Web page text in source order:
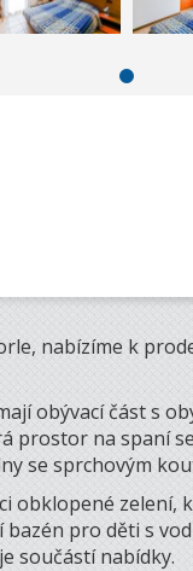
nabízíme k
obývací část s
prostor na spaní
se sprchovým
obklopené
pro děti s
součástí nabídky.